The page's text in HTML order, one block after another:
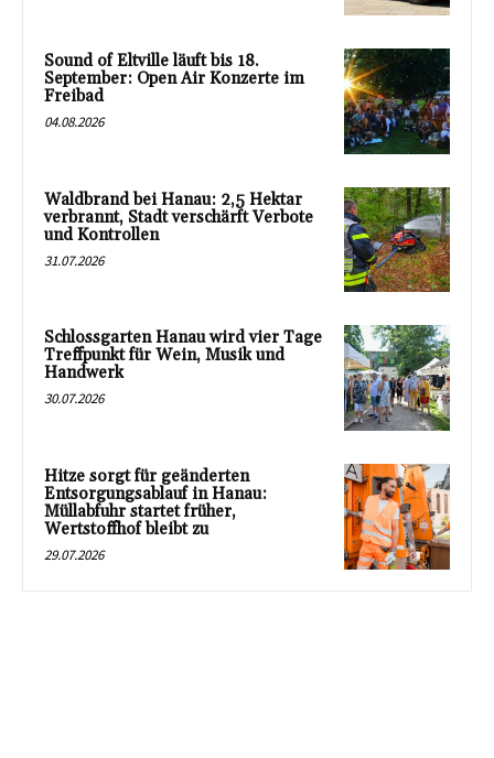
Sound of Eltville läuft bis 18.
September: Open Air Konzerte im
Freibad
04.08.2026
Waldbrand bei Hanau: 2,5 Hektar
verbrannt, Stadt verschärft Verbote
und Kontrollen
31.07.2026
Schlossgarten Hanau wird vier Tage
Treffpunkt für Wein, Musik und
Handwerk
30.07.2026
Hitze sorgt für geänderten
Entsorgungsablauf in Hanau:
Müllabfuhr startet früher,
Wertstoffhof bleibt zu
29.07.2026